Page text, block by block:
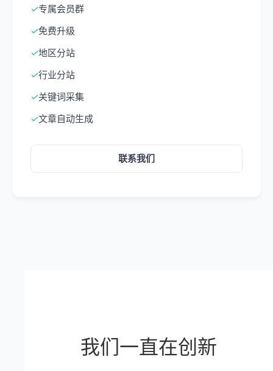
✓专属会员群
✓免费升级
✓地区分站
✓行业分站
✓关键词采集
✓文章自动生成
联系我们
我们一直在创新